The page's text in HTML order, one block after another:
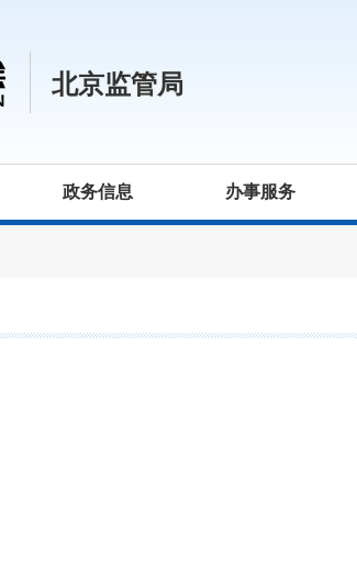
北京监管局
政务信息 办事服务